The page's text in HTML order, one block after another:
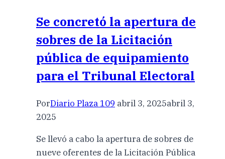
Se concretó la apertura de
sobres de la Licitación
pública de equipamiento
para el Tribunal Electoral
PorDiario Plaza 109 abril 3, 2025abril 3,
2025
Se llevó a cabo la apertura de sobres de
nueve oferentes de la Licitación Pública